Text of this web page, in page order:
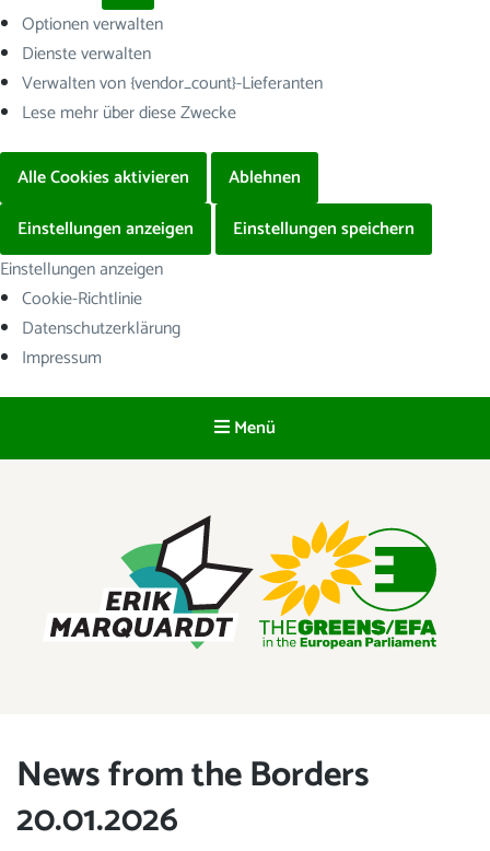
Optionen verwalten
Dienste verwalten
Verwalten von {vendor_count}-Lieferanten
Lese mehr über diese Zwecke
Alle Cookies aktivieren
Ablehnen
Einstellungen anzeigen
Einstellungen speichern
Einstellungen anzeigen
Cookie-Richtlinie
Datenschutzerklärung
Impressum
Menü
News from the Borders
20.01.2026